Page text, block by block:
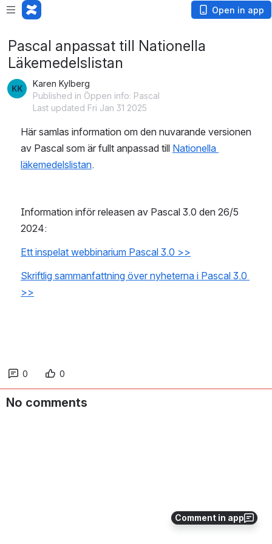
Open in app
Comment in app
Pascal anpassat till Nationella
Läkemedelslistan
Karen Kylberg
Published in Öppen info: Pascal
Last updated Fri Jan 31 2025
Här samlas information om den nuvarande versionen
av Pascal som är fullt anpassad till Nationella
läkemedelslistan.
Information inför releasen av Pascal 3.0 den 26/5
2024:
Ett inspelat webbinarium Pascal 3.0 >>
Skriftlig sammanfattning över nyheterna i Pascal 3.0
>>
0 0
No comments